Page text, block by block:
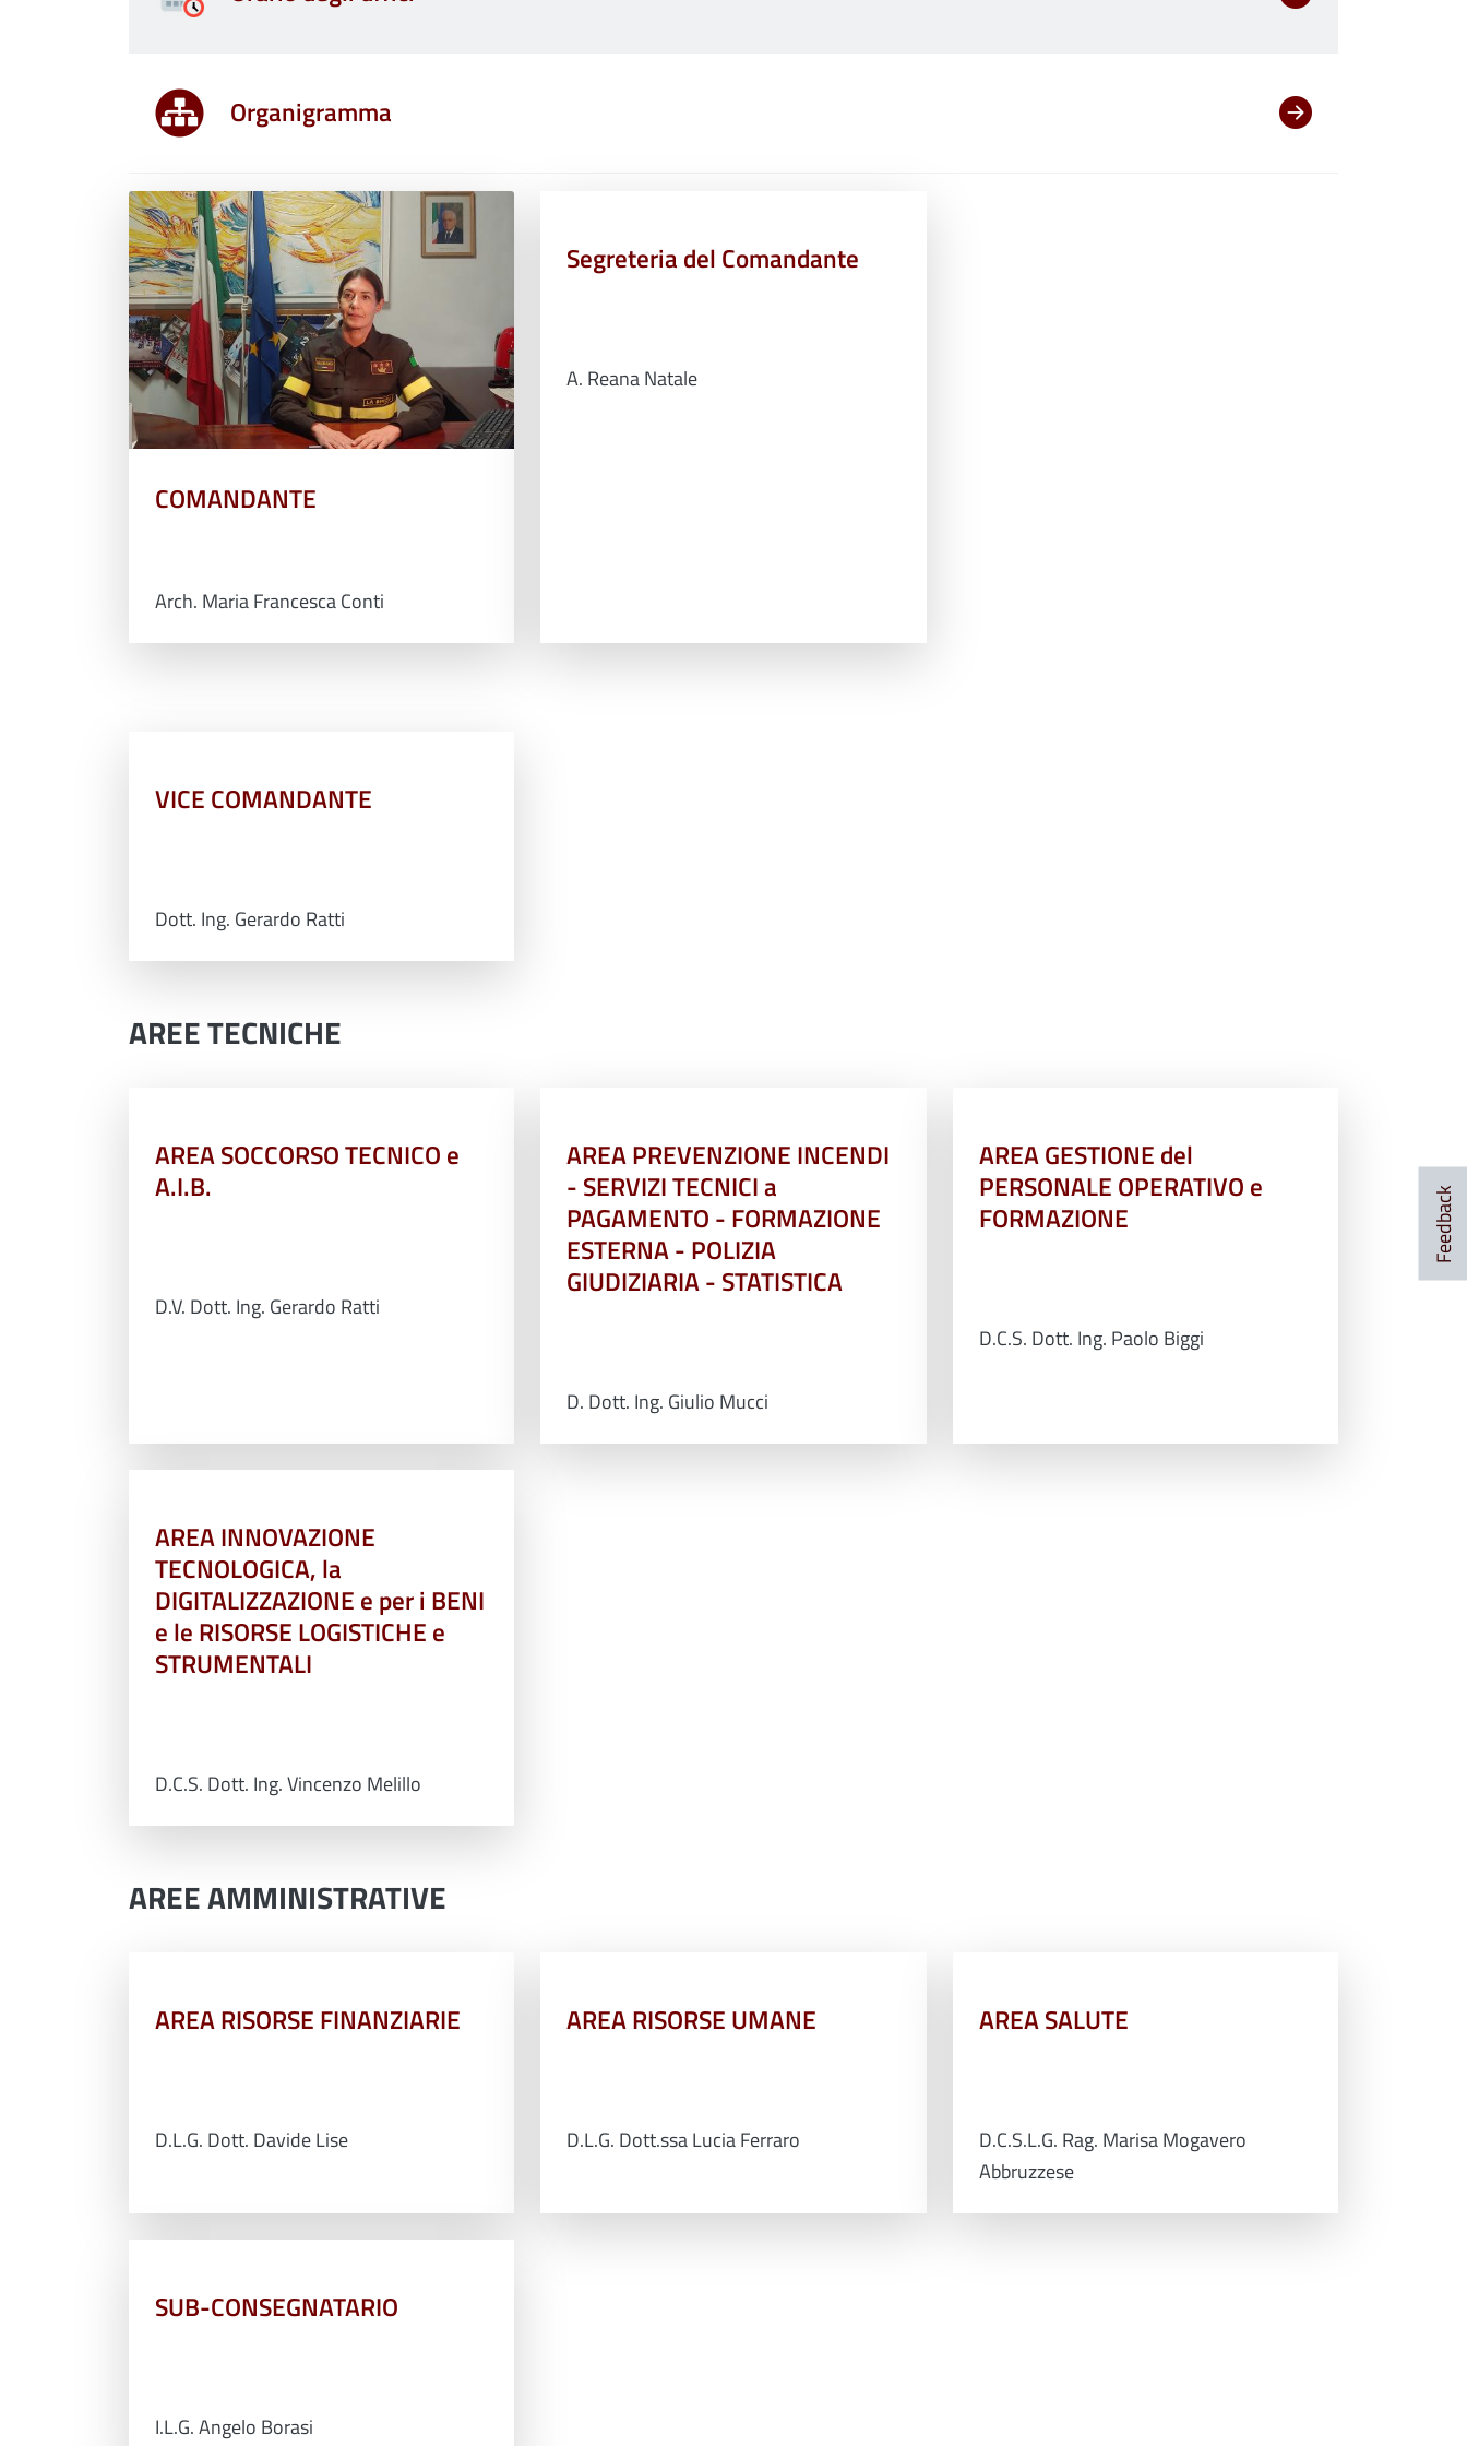
Organigramma
COMANDANTE
Arch. Maria Francesca Conti
Segreteria del Comandante
A. Reana Natale
VICE COMANDANTE
Dott. Ing. Gerardo Ratti
AREE TECNICHE
AREA SOCCORSO TECNICO e
A.I.B.
D.V. Dott. Ing. Gerardo Ratti
AREA PREVENZIONE INCENDI
- SERVIZI TECNICI a
PAGAMENTO - FORMAZIONE
ESTERNA - POLIZIA
GIUDIZIARIA - STATISTICA
D. Dott. Ing. Giulio Mucci
AREA GESTIONE del
PERSONALE OPERATIVO e
FORMAZIONE
D.C.S. Dott. Ing. Paolo Biggi
AREA INNOVAZIONE
TECNOLOGICA, la
DIGITALIZZAZIONE e per i BENI
e le RISORSE LOGISTICHE e
STRUMENTALI
D.C.S. Dott. Ing. Vincenzo Melillo
AREE AMMINISTRATIVE
AREA RISORSE FINANZIARIE
D.L.G. Dott. Davide Lise
AREA RISORSE UMANE
D.L.G. Dott.ssa Lucia Ferraro
AREA SALUTE
D.C.S.L.G. Rag. Marisa Mogavero
Abbruzzese
SUB-CONSEGNATARIO
I.L.G. Angelo Borasi
Feedback